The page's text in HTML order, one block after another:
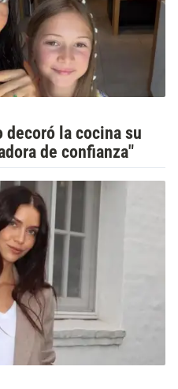
decoró la cocina su
de confianza"